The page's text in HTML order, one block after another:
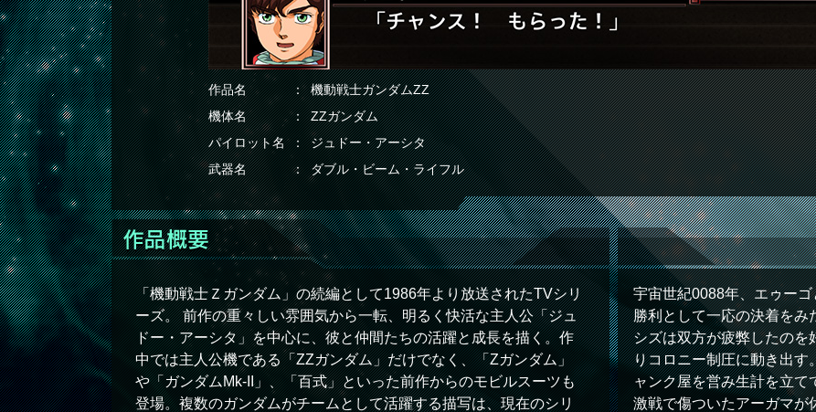
作品名
機動戦士ガンダムΖΖ
機体名
ΖΖガンダム
パイロット名
ジュドー・アーシタ
武器名
ダブル・ビーム・ライフル
「機動戦士Ｚガンダム」の続編として1986年より放送されたTVシリ
ーズ。 前作の重々しい雰囲気から一転、明るく快活な主人公「ジュ
ドー・アーシタ」を中心に、彼と仲間たちの活躍と成長を描く。作
中では主人公機である「ZZガンダム」だけでなく、「Zガンダム」
や「ガンダムMk-II」、「百式」といった前作からのモビルスーツも
登場。複数のガンダムがチームとして活躍する描写は、現在のシリ
宇宙世紀0088年、エゥー
勝利として一応の決着をみ
シズは双方が疲弊したのを
りコロニー制圧に動き出す
ャンク屋を営み生計を立て
激戦で傷ついたアーガマが